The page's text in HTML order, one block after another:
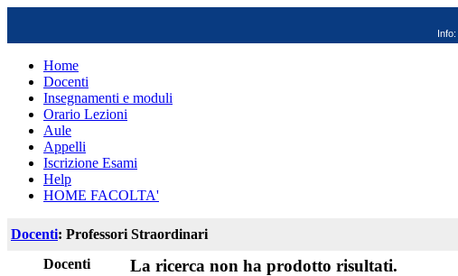
Info:
Home
Docenti
Insegnamenti e moduli
Orario Lezioni
Aule
Appelli
Iscrizione Esami
Help
HOME FACOLTA'
Docenti: Professori Straordinari
Docenti
La ricerca non ha prodotto risultati.